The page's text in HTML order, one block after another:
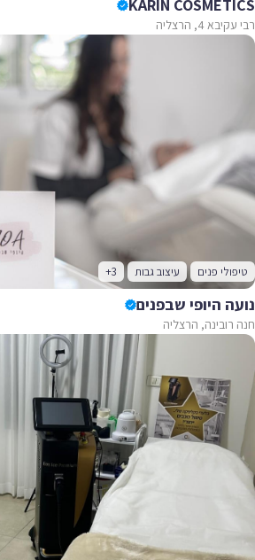
KARIN COSMETICS
רבי עקיבא 4, הרצליה
טיפולי פנים עיצוב גבות +3
נועה היופי שבפנים
חנה רובינה, הרצליה